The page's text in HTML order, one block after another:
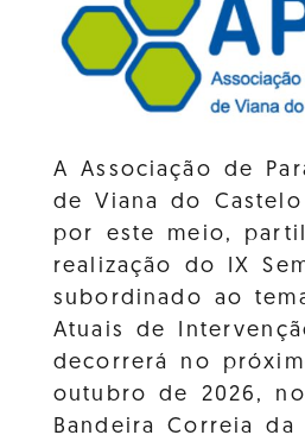
A Associação de
de Viana do Castelo
por este meio,
realização do IX
subordinado ao
Atuais de
decorrerá no
outubro de 2026,
Bandeira Correia da